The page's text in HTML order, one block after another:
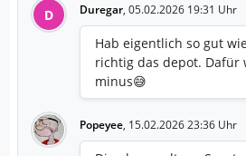
D Duregar, 05.02.2026 19:31 Uhr
Hab eigentlich so gut
richtig das depot. Dafür
minus😅
Popeyee, 15.02.2026 23:36 Uhr